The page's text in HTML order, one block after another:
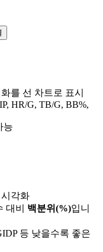
를 선 차트로 표시
HR/G, TB/G, BB%,
능
시각화
대비 백분위(%)입니
등 낮을수록 좋은